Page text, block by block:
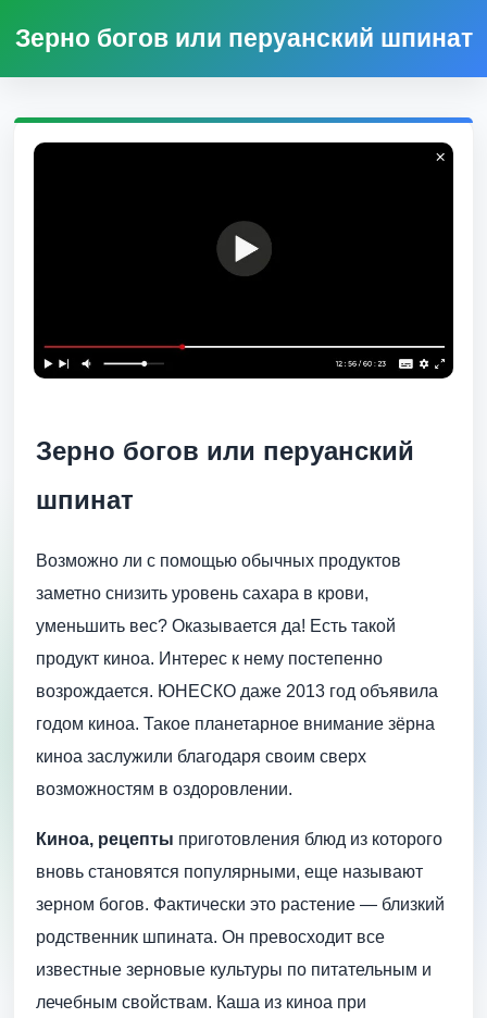
Зерно богов или перуанский шпинат
Зерно богов или перуанский
шпинат
Возможно ли с помощью обычных продуктов
заметно снизить уровень сахара в крови,
уменьшить вес? Оказывается да! Есть такой
продукт киноа. Интерес к нему постепенно
возрождается. ЮНЕСКО даже 2013 год объявила
годом киноа. Такое планетарное внимание зёрна
киноа заслужили благодаря своим сверх
возможностям в оздоровлении.
Киноа, рецепты приготовления блюд из которого
вновь становятся популярными, еще называют
зерном богов. Фактически это растение — близкий
родственник шпината. Он превосходит все
известные зерновые культуры по питательным и
лечебным свойствам. Каша из киноа при